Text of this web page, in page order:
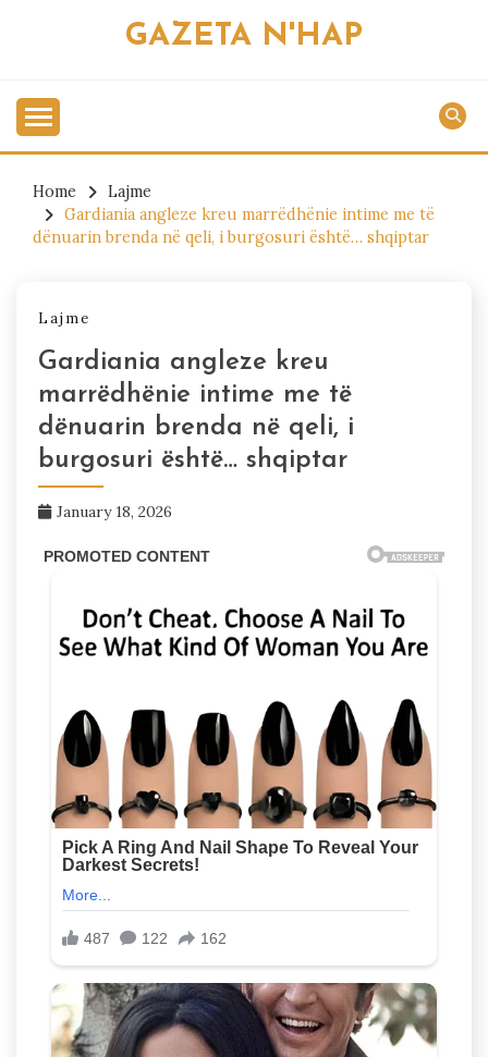
GAZETA N'HAP
Home
Lajme
Gardiania angleze kreu marrëdhënie intime me të
dënuarin brenda në qeli, i burgosuri është… shqiptar
Lajme
Gardiania angleze kreu
marrëdhënie intime me të
dënuarin brenda në qeli, i
burgosuri është… shqiptar
January 18, 2026